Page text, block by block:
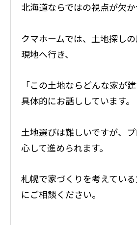
北海道ならではの視点が欠か
クマホームでは、土地探し
現地へ行き、
「この土地ならどんな家が
具体的にお話ししています。
土地選びは難しいですが、
心して進められます。
札幌で家づくりを考えてい
にご相談ください。